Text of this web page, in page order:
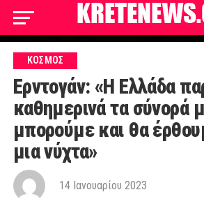
ΚΟΣΜΟΣ
Ερντογάν: «Η Ελλάδα
καθημερινά τα σύνορά
μπορούμε και θα
μια νύχτα»
14 Ιανουαρίου 2023